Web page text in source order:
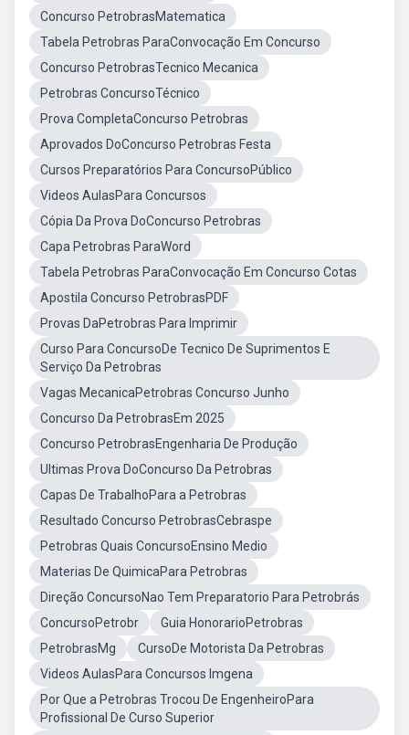
Concurso PetrobrasMatematica
Tabela Petrobras ParaConvocação Em Concurso
Concurso PetrobrasTecnico Mecanica
Petrobras ConcursoTécnico
Prova CompletaConcurso Petrobras
Aprovados DoConcurso Petrobras Festa
Cursos Preparatórios Para ConcursoPúblico
Videos AulasPara Concursos
Cópia Da Prova DoConcurso Petrobras
Capa Petrobras ParaWord
Tabela Petrobras ParaConvocação Em Concurso Cotas
Apostila Concurso PetrobrasPDF
Provas DaPetrobras Para Imprimir
Curso Para ConcursoDe Tecnico De Suprimentos E
Serviço Da Petrobras
Vagas MecanicaPetrobras Concurso Junho
Concurso Da PetrobrasEm 2025
Concurso PetrobrasEngenharia De Produção
Ultimas Prova DoConcurso Da Petrobras
Capas De TrabalhoPara a Petrobras
Resultado Concurso PetrobrasCebraspe
Petrobras Quais ConcursoEnsino Medio
Materias De QuimicaPara Petrobras
Direção ConcursoNao Tem Preparatorio Para Petrobrás
ConcursoPetrobr
Guia HonorarioPetrobras
PetrobrasMg
CursoDe Motorista Da Petrobras
Videos AulasPara Concursos Imgena
Por Que a Petrobras Trocou De EngenheiroPara
Profissional De Curso Superior